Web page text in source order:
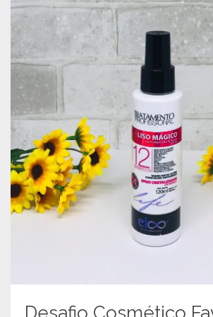
Desafio Cosmético